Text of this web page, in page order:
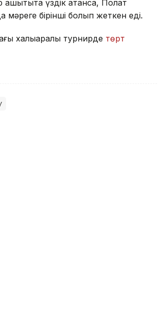
үздік атанса, Полат
бірінші болып жеткен еді.
халықаралық турнирде төрт